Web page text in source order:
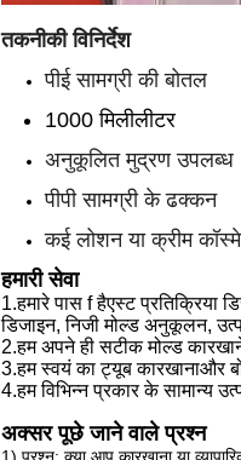
तकनीकी विनिर्देश
पीई सामग्री की बोतल
1000 मिलीलीटर
अनुकूलित मुद्रण उपलब्ध
पीपी सामग्री के ढक्कन
कई लोशन या क्रीम
हमारी सेवा
1.हमारे पास f हैएस्ट प्रतिक्रिया
डिजाइन, निजी मोल्ड अनुकूलन,
2.हम अपने ही सटीक मोल्ड
3.हम स्वयं का ट्यूब कारखानाऔर
4.हम विभिन्न प्रकार के सामान्य
अक्सर पूछे जाने वाले प्रश्न